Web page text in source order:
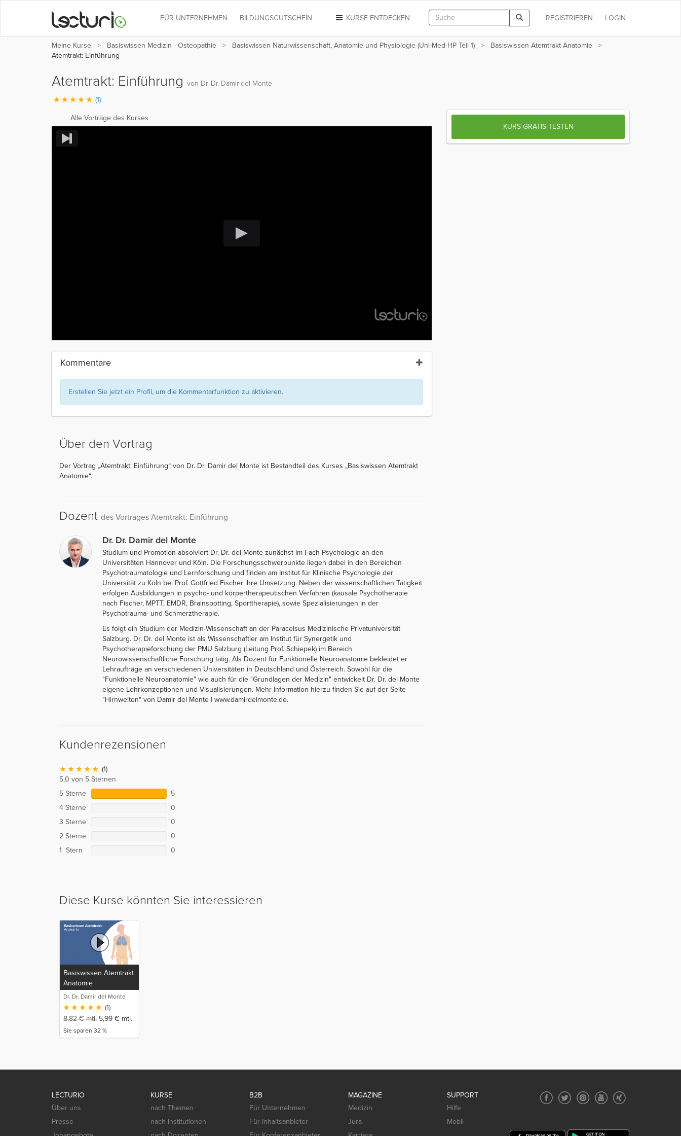
LOGIN
REGISTRIEREN
KURSE ENTDECKEN
FÜR UNTERNEHMEN BILDUNGSGUTSCHEIN
Meine Kurse Basiswissen Medizin - Osteopathie Basiswissen Naturwissenschaft, Anatomie und Physiologie (Uni-Med-HP Teil 1)
Basiswissen Atemtrakt Anatomie
Atemtrakt: Einführung
Atemtrakt: Einführung von Dr. Dr. Damir del Monte
(1)
Alle Vorträge des Kurses
Kommentare
Erstellen Sie jetzt ein Profil, um die Kommentarfunktion zu aktivieren.
Über den Vortrag
Der Vortrag „Atemtrakt: Einführung“ von Dr. Dr. Damir del Monte ist Bestandteil des Kurses „Basiswissen Atemtrakt
Anatomie“.
Dozent des Vortrages Atemtrakt: Einführung
Dr. Dr. Damir del Monte
Studium und Promotion absolviert Dr. Dr. del Monte zunächst im Fach Psychologie an den
Universitäten Hannover und Köln. Die Forschungsschwerpunkte liegen dabei in den Bereichen
Psychotraumatologie und Lernforschung und finden am Institut für Klinische Psychologie der
Universität zu Köln bei Prof. Gottfried Fischer ihre Umsetzung. Neben der wissenschaftlichen Tätigkeit
erfolgen Ausbildungen in psycho- und körpertherapeutischen Verfahren (kausale Psychotherapie
nach Fischer, MPTT, EMDR, Brainspotting, Sporttherapie), sowie Spezialisierungen in der
Psychotrauma- und Schmerztherapie.
Es folgt ein Studium der Medizin-Wissenschaft an der Paracelsus Medizinische Privatuniversität
Salzburg. Dr. Dr. del Monte ist als Wissenschaftler am Institut für Synergetik und
Psychotherapieforschung der PMU Salzburg (Leitung Prof. Schiepek) im Bereich
Neurowissenschaftliche Forschung tätig. Als Dozent für Funktionelle Neuroanatomie bekleidet er
Lehraufträge an verschiedenen Universitäten in Deutschland und Österreich. Sowohl für die
"Funktionelle Neuroanatomie" wie auch für die "Grundlagen der Medizin" entwickelt Dr. Dr. del Monte
eigene Lehrkonzeptionen und Visualisierungen. Mehr Information hierzu finden Sie auf der Seite
"Hirnwelten" von Damir del Monte | www.damirdelmonte.de.
Kundenrezensionen
(1)
5,0 von 5 Sternen
5 Sterne
5
4 Sterne
0
3 Sterne
0
2 Sterne
0
1 Stern
0
Diese Kurse könnten Sie interessieren
Basiswissen Atemtrakt
Anatomie
Dr. Dr. Damir del Monte
(1)
8,82€mtl. 5,99 € mtl.
Sie sparen 32 %
KURS GRATIS TESTEN
LECTURIO
Über uns
Presse
KURSE
nach Themen
nach Institutionen
B2B
Für Unternehmen
Für Inhaltsanbieter
MAGAZINE
Medizin
Jura
SUPPORT
Hilfe
Mobil